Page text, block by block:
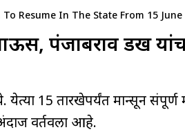
Resume In The State From 15 June
पंजाबराव डख
15 तारखेपर्यंत मान्सून संपूर्ण
वर्तवला आहे.